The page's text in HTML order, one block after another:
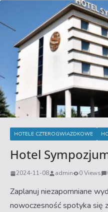
HOTELE CZTEROGWIAZDKOWE
Hotel
2024-11-08 admin 0 Views
Zaplanuj niezapomniane
nowoczesność spotyka się